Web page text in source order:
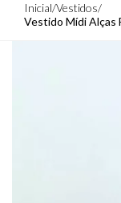
Inicial/Vestidos/
Vestido Mídi Alças